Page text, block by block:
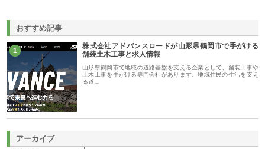
おすすめ記事
1
株式会社アドバンスロードが山形県鶴岡市で手がける
舗装土木工事と求人情報
山形県鶴岡市で地域の道路基盤を支える企業として、舗装工事や
土木工事を手がける専門会社があります。地域住民の生活を支え
る道…
アーカイブ